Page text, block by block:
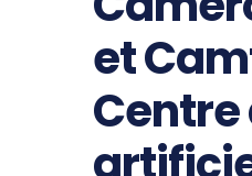
et